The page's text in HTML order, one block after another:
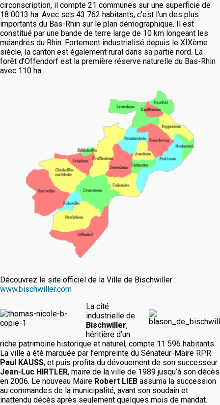
circonscription, il compte 21 communes sur une superficie de
18 0013 ha. Avec ses 43 762 habitants, c’est l’un des plus
importants du Bas-Rhin sur le plan démographique. Il est
constitué par une bande de terre large de 10 km longeant les
méandres du Rhin. Fortement industrialisé depuis le XIXème
siècle, la canton est également rural dans sa partie nord. La
forêt d’Offendorf est la première réserve naturelle du Bas-Rhin
avec 110 ha.
Découvrez le site officiel de la Ville de Bischwiller :
www.bischwiller.com
La cité
industrielle de
Bischwiller,
héritière d’un
riche patrimoine historique et naturel, compte 11 596 habitants.
La ville a été marquée par l’empreinte du Sénateur-Maire RPR
Paul KAUSS, et puis profita du dévouement de son successeur
Jean-Luc HIRTLER, maire de la ville de 1989 jusqu’à son décès
en 2006. Le nouveau Maire Robert LIEB assuma la succession
au commandes de la municipalité, avant son soudain et
inattendu décès après seulement quelques mois de mandat.